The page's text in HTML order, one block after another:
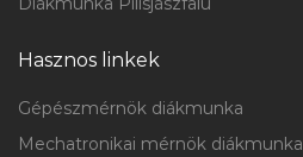
Hasznos linkek
Gépészmérnök diákmunka
Mechatronikai mérnök diákmunka